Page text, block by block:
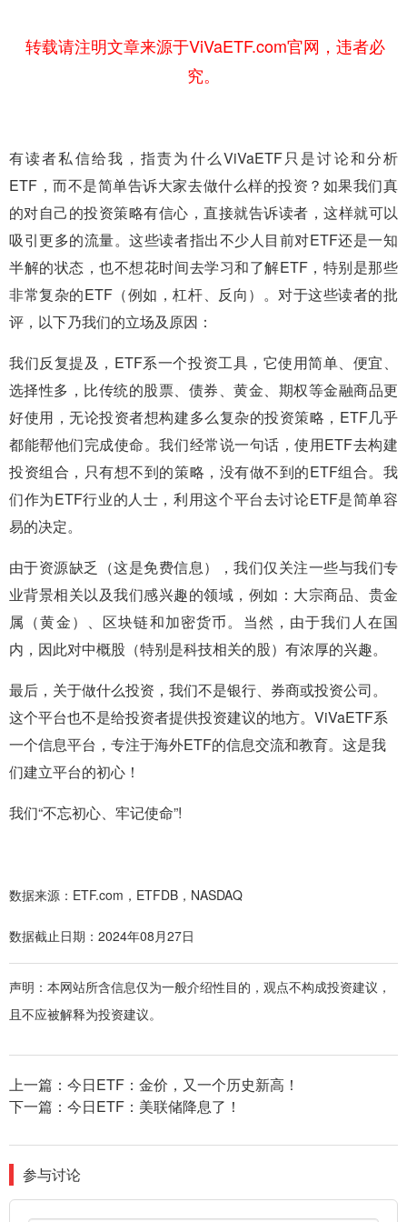
转载请注明文章来源于ViVaETF.com官网，违者必
究。
有读者私信给我，指责为什么ViVaETF只是讨论和分析
ETF，而不是简单告诉大家去做什么样的投资？如果我们真
的对自己的投资策略有信心，直接就告诉读者，这样就可以
吸引更多的流量。这些读者指出不少人目前对ETF还是一知
半解的状态，也不想花时间去学习和了解ETF，特别是那些
非常复杂的ETF（例如，杠杆、反向）。对于这些读者的批
评，以下乃我们的立场及原因：
我们反复提及，ETF系一个投资工具，它使用简单、便宜、
选择性多，比传统的股票、债券、黄金、期权等金融商品更
好使用，无论投资者想构建多么复杂的投资策略，ETF几乎
都能帮他们完成使命。我们经常说一句话，使用ETF去构建
投资组合，只有想不到的策略，没有做不到的ETF组合。我
们作为ETF行业的人士，利用这个平台去讨论ETF是简单容
易的决定。
由于资源缺乏（这是免费信息），我们仅关注一些与我们专
业背景相关以及我们感兴趣的领域，例如：大宗商品、贵金
属（黄金）、区块链和加密货币。当然，由于我们人在国
内，因此对中概股（特别是科技相关的股）有浓厚的兴趣。
最后，关于做什么投资，我们不是银行、券商或投资公司。
这个平台也不是给投资者提供投资建议的地方。ViVaETF系
一个信息平台，专注于海外ETF的信息交流和教育。这是我
们建立平台的初心！
我们“不忘初心、牢记使命”!
数据来源：ETF.com，ETFDB，NASDAQ
数据截止日期：2024年08月27日
声明：本网站所含信息仅为一般介绍性目的，观点不构成投资建议，
且不应被解释为投资建议。
上一篇： 今日ETF：金价，又一个历史新高！
下一篇： 今日ETF：美联储降息了！
参与讨论